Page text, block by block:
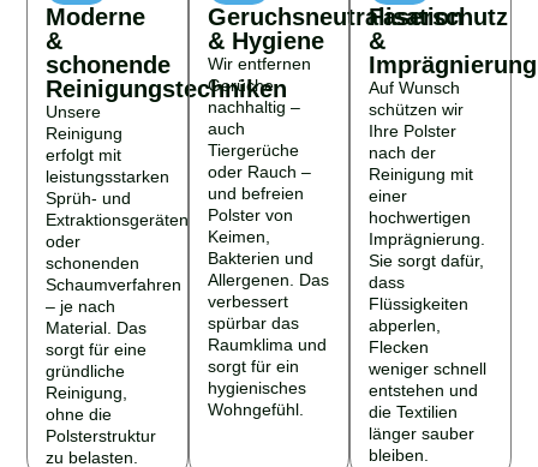
Moderne
&
schonende
Reinigungstechniken
Unsere
Reinigung
erfolgt mit
leistungsstarken
Sprüh- und
Extraktionsgeräten
oder
schonenden
Schaumverfahren
– je nach
Material. Das
sorgt für eine
gründliche
Reinigung,
ohne die
Polsterstruktur
zu belasten.
Geruchsneutralisation
& Hygiene
Wir entfernen
Gerüche
nachhaltig –
auch
Tiergerüche
oder Rauch –
und befreien
Polster von
Keimen,
Bakterien und
Allergenen. Das
verbessert
spürbar das
Raumklima und
sorgt für ein
hygienisches
Wohngefühl.
Faserschutz
&
Imprägnierung
Auf Wunsch
schützen wir
Ihre Polster
nach der
Reinigung mit
einer
hochwertigen
Imprägnierung.
Sie sorgt dafür,
dass
Flüssigkeiten
abperlen,
Flecken
weniger schnell
entstehen und
die Textilien
länger sauber
bleiben.